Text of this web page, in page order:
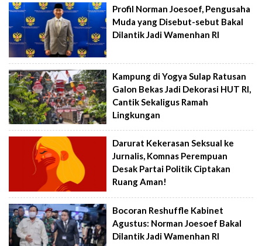
Profil Norman Joesoef, Pengusaha
Muda yang Disebut-sebut Bakal
Dilantik Jadi Wamenhan RI
Kampung di Yogya Sulap Ratusan
Galon Bekas Jadi Dekorasi HUT RI,
Cantik Sekaligus Ramah
Lingkungan
Darurat Kekerasan Seksual ke
Jurnalis, Komnas Perempuan
Desak Partai Politik Ciptakan
Ruang Aman!
Bocoran Reshuffle Kabinet
Agustus: Norman Joesoef Bakal
Dilantik Jadi Wamenhan RI